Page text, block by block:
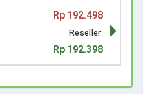
Rp 192.498
Reseller:
Rp 192.398